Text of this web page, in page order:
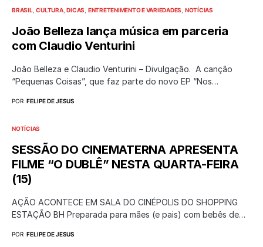
BRASIL CULTURA DICAS ENTRETENIMENTO E VARIEDADES NOTÍCIAS
João Belleza lança música em parceria
com Claudio Venturini
João Belleza e Claudio Venturini – Divulgação. A canção
“Pequenas Coisas”, que faz parte do novo EP “Nos…
POR FELIPE DE JESUS
NOTÍCIAS
SESSÃO DO CINEMATERNA APRESENTA
FILME “O DUBLÊ” NESTA QUARTA-FEIRA
(15)
AÇÃO ACONTECE EM SALA DO CINÉPOLIS DO SHOPPING
ESTAÇÃO BH Preparada para mães (e pais) com bebês de…
POR FELIPE DE JESUS